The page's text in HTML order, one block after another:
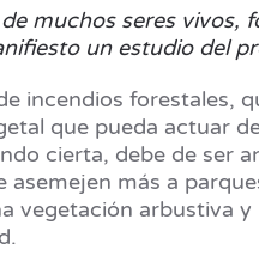
muchos seres vivos,
un estudio del
incendios forestales,
que pueda actuar
cierta, debe de ser
más a
vegetación arbustiva